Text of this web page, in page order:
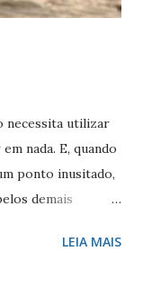
necessita utilizar
nada. E, quando
ponto inusitado,
demais
Eles acabaram por
LEIA MAIS